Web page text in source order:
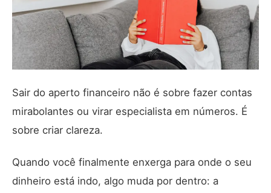
Sair do aperto financeiro não é sobre fazer contas
mirabolantes ou virar especialista em números. É
sobre criar clareza.
Quando você finalmente enxerga para onde o seu
dinheiro está indo, algo muda por dentro: a